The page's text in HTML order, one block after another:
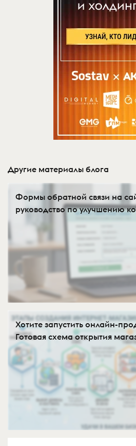
Другие материалы блога
Формы обратной связи на
руководство по улучшению
Хотите запустить онлайн-
Готовая схема открытия